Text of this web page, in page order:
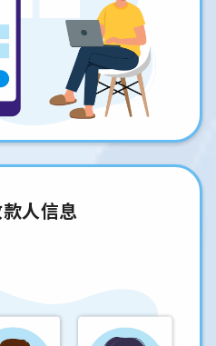
人信息